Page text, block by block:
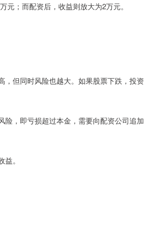
；而配资后，收益则放大为2万元。
但同时风险也越大。如果股票下跌，投资
，即亏损超过本金，需要向配资公司追加
。